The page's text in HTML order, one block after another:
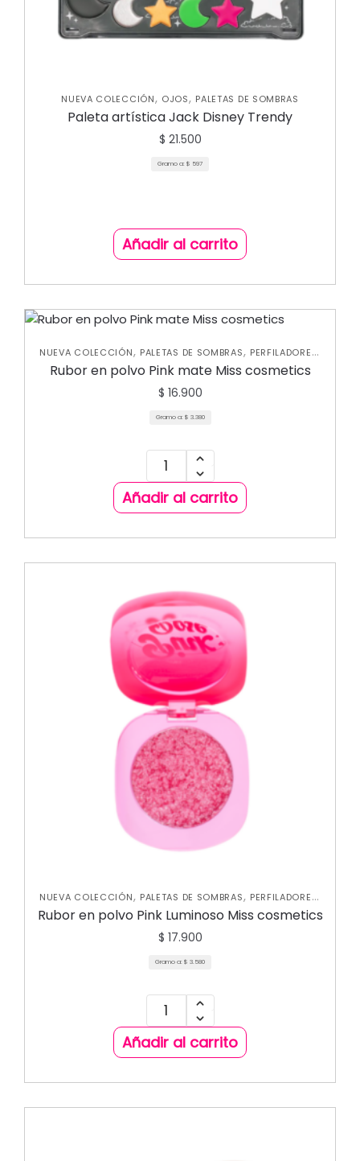
NUEVA COLECCIÓN, OJOS, PALETAS DE SOMBRAS
Paleta artística Jack Disney Trendy
$ 21.500
Gramo a: $ 597
Añadir al carrito
NUEVA COLECCIÓN, PALETAS DE SOMBRAS, PERFILADORES,
ROSTRO RUBORES
Rubor en polvo Pink mate Miss cosmetics
$ 16.900
Gramo a: $ 3.380
Añadir al carrito
NUEVA COLECCIÓN, PALETAS DE SOMBRAS, PERFILADORES,
ROSTRO RUBORES
Rubor en polvo Pink Luminoso Miss cosmetics
$ 17.900
Gramo a: $ 3.580
Añadir al carrito